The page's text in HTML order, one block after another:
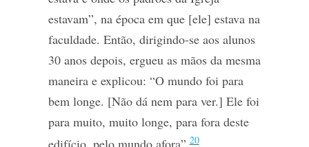
estavam”, na época em que [ele] estava na
faculdade. Então, dirigindo-se aos alunos
30 anos depois, ergueu as mãos da mesma
maneira e explicou: “O mundo foi para
bem longe. [Não dá nem para ver.] Ele foi
para muito, muito longe, para fora deste
20